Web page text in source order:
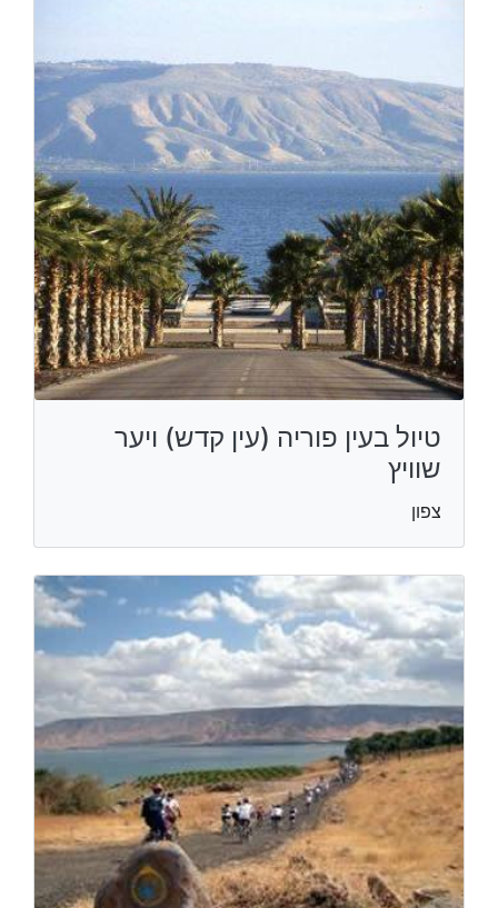
טיול בעין פוריה (עין קדש) ויער
שוויץ
צפון